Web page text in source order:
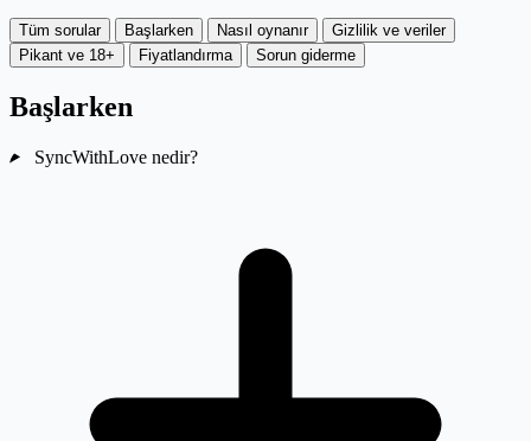
Tüm sorular Başlarken Nasıl oynanır
Gizlilik ve veriler
Pikant ve 18+
Fiyatlandırma Sorun giderme
Başlarken
SyncWithLove nedir?